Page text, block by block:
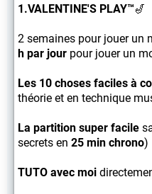
1.VALENTINE'S PLAY™🎷
2 semaines pour jouer un
h par jour pour jouer un
Les 10 choses faciles à
théorie et en technique
La partition super facile
secrets en 25 min chrono)
TUTO avec moi